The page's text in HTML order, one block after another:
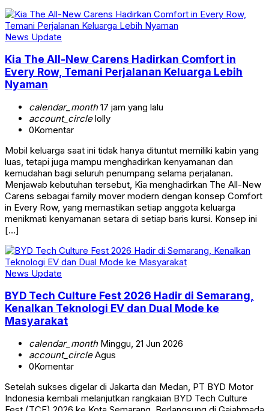
News Update
Kia The All-New Carens Hadirkan Comfort in
Every Row, Temani Perjalanan Keluarga Lebih
Nyaman
calendar_month17 jam yang lalu
account_circlelolly
0Komentar
Mobil keluarga saat ini tidak hanya dituntut memiliki kabin yang
luas, tetapi juga mampu menghadirkan kenyamanan dan
kemudahan bagi seluruh penumpang selama perjalanan.
Menjawab kebutuhan tersebut, Kia menghadirkan The All-New
Carens sebagai family mover modern dengan konsep Comfort
in Every Row, yang memastikan setiap anggota keluarga
menikmati kenyamanan setara di setiap baris kursi. Konsep ini
[…]
News Update
BYD Tech Culture Fest 2026 Hadir di Semarang,
Kenalkan Teknologi EV dan Dual Mode ke
Masyarakat
calendar_monthMinggu, 21 Jun 2026
account_circleAgus
0Komentar
Setelah sukses digelar di Jakarta dan Medan, PT BYD Motor
Indonesia kembali melanjutkan rangkaian BYD Tech Culture